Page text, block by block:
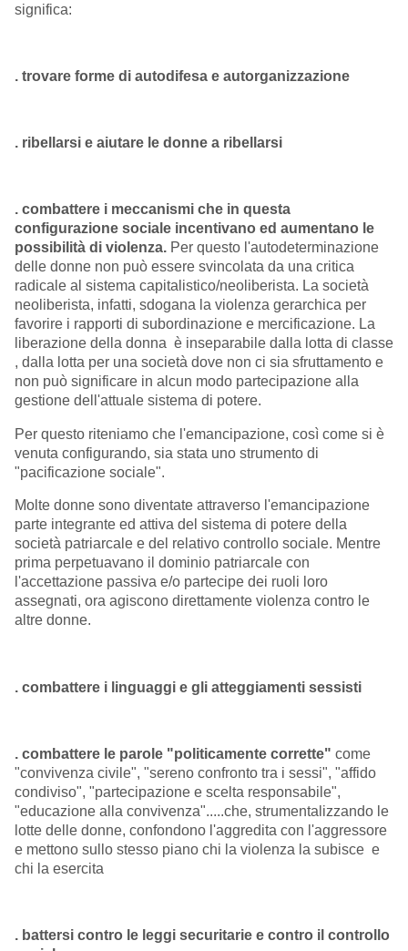
significa:
. trovare forme di autodifesa e autorganizzazione
. ribellarsi e aiutare le donne a ribellarsi
. combattere i meccanismi che in questa
configurazione sociale incentivano ed aumentano le
possibilità di violenza. Per questo l'autodeterminazione
delle donne non può essere svincolata da una critica
radicale al sistema capitalistico/neoliberista. La società
neoliberista, infatti, sdogana la violenza gerarchica per
favorire i rapporti di subordinazione e mercificazione. La
liberazione della donna è inseparabile dalla lotta di classe
, dalla lotta per una società dove non ci sia sfruttamento e
non può significare in alcun modo partecipazione alla
gestione dell'attuale sistema di potere.
Per questo riteniamo che l'emancipazione, così come si è
venuta configurando, sia stata uno strumento di
"pacificazione sociale".
Molte donne sono diventate attraverso l'emancipazione
parte integrante ed attiva del sistema di potere della
società patriarcale e del relativo controllo sociale. Mentre
prima perpetuavano il dominio patriarcale con
l'accettazione passiva e/o partecipe dei ruoli loro
assegnati, ora agiscono direttamente violenza contro le
altre donne.
. combattere i linguaggi e gli atteggiamenti sessisti
. combattere le parole "politicamente corrette" come
"convivenza civile", "sereno confronto tra i sessi", "affido
condiviso", "partecipazione e scelta responsabile",
"educazione alla convivenza".....che, strumentalizzando le
lotte delle donne, confondono l'aggredita con l'aggressore
e mettono sullo stesso piano chi la violenza la subisce e
chi la esercita
. battersi contro le leggi securitarie e contro il controllo